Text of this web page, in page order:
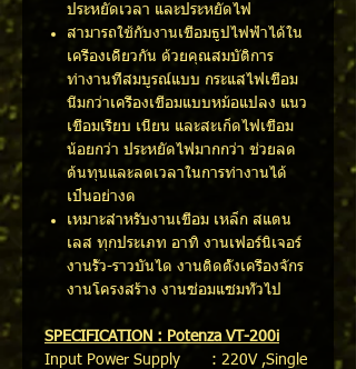
ประหยัดเวลา และประหยัดไฟ
สามารถใช้กับงานเชื่อมธูปไฟฟ้าได้ใน
เครื่องเดียวกัน ด้วยคุณสมบัติการ
ทำงานที่สมบูรณ์แบบ กระแสไฟเชื่อม
นิ่มกว่าเครื่องเชื่อมแบบหม้อแปลง แนว
เชื่อมเรียบ เนียน และสะเก็ดไฟเชื่อม
น้อยกว่า ประหยัดไฟมากกว่า ช่วยลด
ต้นทุนและลดเวลาในการทำงานได้
เป็นอย่างด
เหมาะสำหรับงานเชื่อม เหล็ก สแตน
เลส ทุกประเภท อาทิ งานเฟอร์นิเจอร์
งานรั้ว-ราวบันได งานติดตั้งเครื่องจักร
งานโครงสร้าง งานซ่อมแซมทั่วไป
SPECIFICATION : Potenza VT-200i
Input Power Supply : 220V ,Single